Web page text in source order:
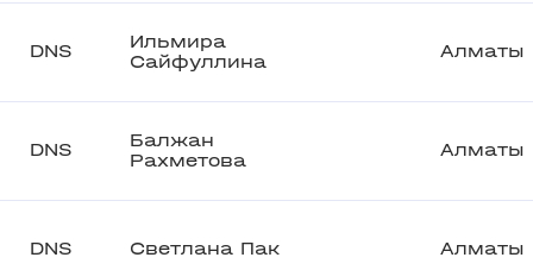
DNS
Ильмира
Сайфуллина
Алматы
DNS
Балжан
Рахметова
Алматы
DNS Светлана Пак Алматы